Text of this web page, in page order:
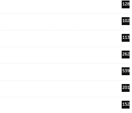
128
102
113
262
539
201
152